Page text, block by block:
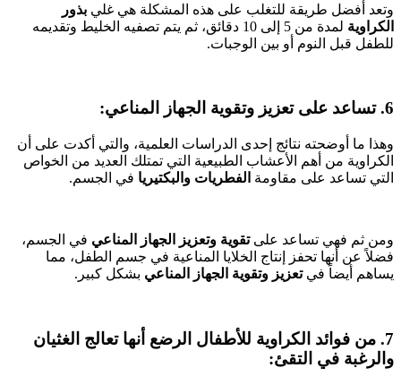
وتعد أفضل طريقة للتغلب على هذه المشكلة هي غلي بذور
الكراوية
لمدة من 5 إلى 10 دقائق، ثم يتم تصفيه الخليط وتقديمه
للطفل قبل النوم أو بين الوجبات.
6. تساعد على تعزيز وتقوية الجهاز المناعي:
وهذا ما أوضحته نتائج إحدى الدراسات العلمية، والتي أكدت على أن
الكراوية من أهم الأعشاب الطبيعية التي تمتلك العديد من الخواص
التي تساعد على مقاومة الفطريات والبكتيريا في الجسم.
ومن ثم فهي تساعد علىتقوية وتعزيز الجهاز المناعي في الجسم،
فضلاً عن أنها تحفز إنتاج الخلايا المناعية في جسم الطفل، مما
يساهم أيضاً فيتعزيز وتقوية الجهاز المناعي بشكل كبير.
7. من فوائد الكراوية للأطفال الرضع أنها تعالج الغثيان
والرغبة في التقئ: